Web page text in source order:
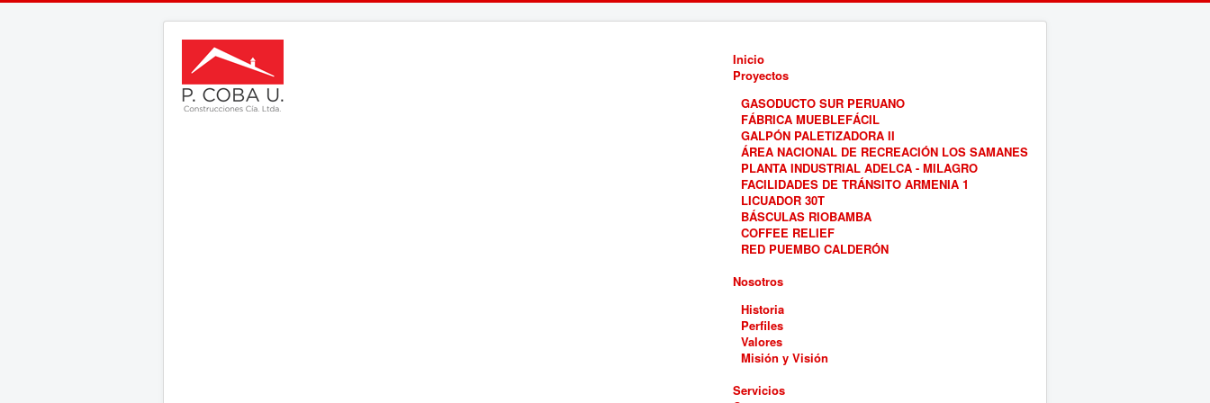
Inicio
Proyectos
GASODUCTO SUR PERUANO
FÁBRICA MUEBLEFÁCIL
GALPÓN PALETIZADORA II
ÁREA NACIONAL DE RECREACIÓN LOS SAMANES
PLANTA INDUSTRIAL ADELCA - MILAGRO
FACILIDADES DE TRÁNSITO ARMENIA 1
LICUADOR 30T
BÁSCULAS RIOBAMBA
COFFEE RELIEF
RED PUEMBO CALDERÓN
Nosotros
Historia
Perfiles
Valores
Misión y Visión
Servicios